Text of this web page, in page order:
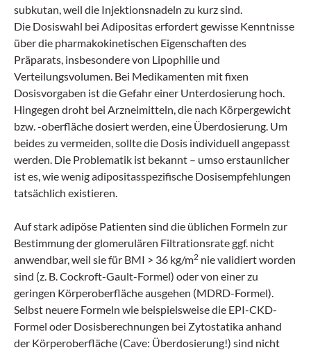
subkutan, weil die Injektionsnadeln zu kurz sind.
Die Dosiswahl bei Adipositas erfordert gewisse Kenntnisse
über die pharmakokinetischen Eigenschaften des
Präparats, insbesondere von Lipophilie und
Verteilungsvolumen. Bei Medikamenten mit fixen
Dosisvorgaben ist die Gefahr einer Unterdosierung hoch.
Hingegen droht bei Arzneimitteln, die nach Körpergewicht
bzw. -oberfläche dosiert werden, eine Überdosierung. Um
beides zu vermeiden, sollte die Dosis individuell angepasst
werden. Die Problematik ist bekannt – umso erstaunlicher
ist es, wie wenig adipositasspezifische Dosisempfehlungen
tatsächlich existieren.
Auf stark adipöse Patienten sind die üblichen Formeln zur
Bestimmung der glomerulären Filtrationsrate ggf. nicht
anwendbar, weil sie für BMI > 36 kg/m2 nie validiert worden
sind (z. B. Cockroft-Gault-Formel) oder von einer zu
geringen Körperoberfläche ausgehen (MDRD-Formel).
Selbst neuere Formeln wie beispielsweise die EPI-CKD-
Formel oder Dosisberechnungen bei Zytostatika anhand
der Körperoberfläche (Cave: Überdosierung!) sind nicht